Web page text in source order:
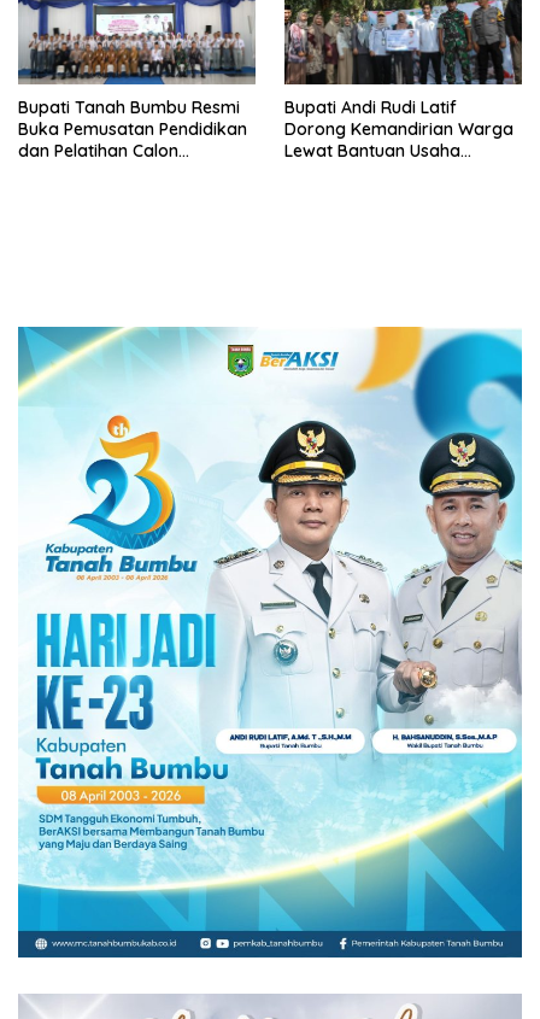
Bupati Tanah Bumbu Resmi
Buka Pemusatan Pendidikan
dan Pelatihan Calon
Bupati Andi Rudi Latif
Dorong Kemandirian Warga
Lewat Bantuan Usaha